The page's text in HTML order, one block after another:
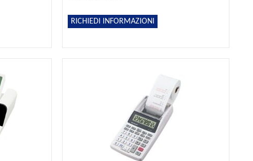
RICHIEDI INFORMAZIONI